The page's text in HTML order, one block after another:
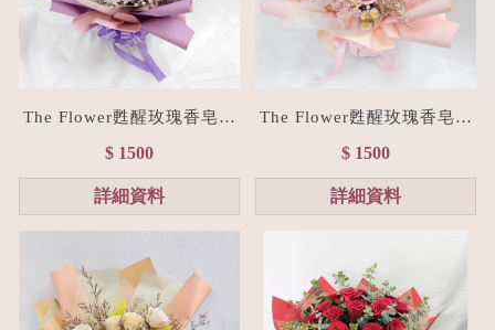
The Flower甦醒玫瑰香皂花
束M size(贈禮物提袋/全台
宅配）浪漫紫
$ 1500
詳細資料
The Flower甦醒玫瑰香皂花
束M size(贈禮物提袋/全台
宅配）浪漫粉
$ 1500
詳細資料